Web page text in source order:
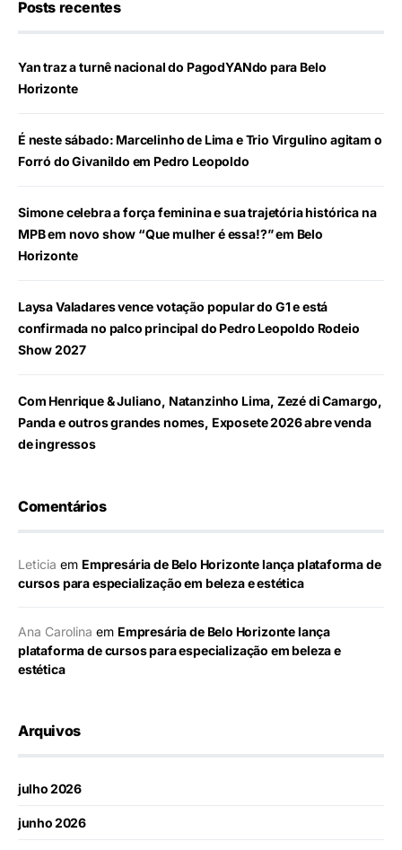
Posts recentes
Yan traz a turnê nacional do PagodYANdo para Belo
Horizonte
É neste sábado: Marcelinho de Lima e Trio Virgulino agitam o
Forró do Givanildo em Pedro Leopoldo
Simone celebra a força feminina e sua trajetória histórica na
MPB em novo show “Que mulher é essa!?” em Belo
Horizonte
Laysa Valadares vence votação popular do G1 e está
confirmada no palco principal do Pedro Leopoldo Rodeio
Show 2027
Com Henrique & Juliano, Natanzinho Lima, Zezé di Camargo,
Panda e outros grandes nomes, Exposete 2026 abre venda
de ingressos
Comentários
Leticia em Empresária de Belo Horizonte lança plataforma de
cursos para especialização em beleza e estética
Ana Carolina em Empresária de Belo Horizonte lança
plataforma de cursos para especialização em beleza e
estética
Arquivos
julho 2026
junho 2026